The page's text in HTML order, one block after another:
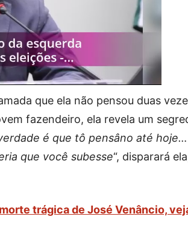
que ela não pensou duas
fazendeiro, ela revela um
é que tô pensâno até hoje…
que você subesse“, disparará
trágica de José Venâncio,